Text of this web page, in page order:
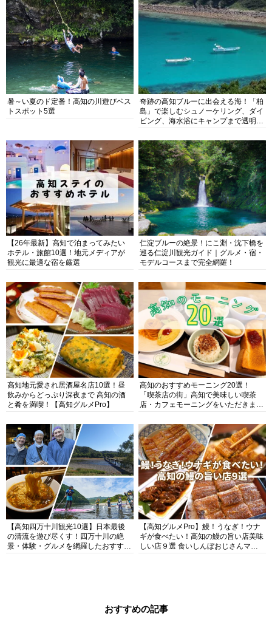
暑～い夏のド定番！高知の川遊びベス
トスポット5選
奇跡の高知ブルーに出会える海！「柏
島」で楽しむシュノーケリング、ダイ
ビング、海水浴にキャンプまで透明度
【26年最新】高知で泊まってみたい
ホテル・旅館10選！地元メディアが
観光に最適な宿を厳選
仁淀ブルーの絶景！にこ淵・沈下橋を
巡る仁淀川観光ガイド｜グルメ・宿・
モデルコースまで完全網羅！
高知地元愛され居酒屋名店10選！昼
飲みからどっぷり深夜まで 高知の酒
と肴を満喫！【高知グルメPro】
高知のおすすめモーニング20選！
「喫茶店の街」高知で美味しい喫茶
店・カフェモーニングをいただきま
【高知四万十川観光10選】日本最後
の清流を遊び尽くす！四万十川の絶
景・体験・グルメを網羅したおすすめ
【高知グルメPro】鰻！うなぎ！ウナ
ギが食べたい！高知の鰻の旨い店美味
しい店９選 食いしんぼおじさんマッ
おすすめの記事